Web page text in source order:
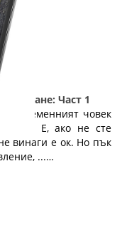
Част 1
съвременният човек
с вас. Е, ако не сте
винаги е ок. Но пък
...…